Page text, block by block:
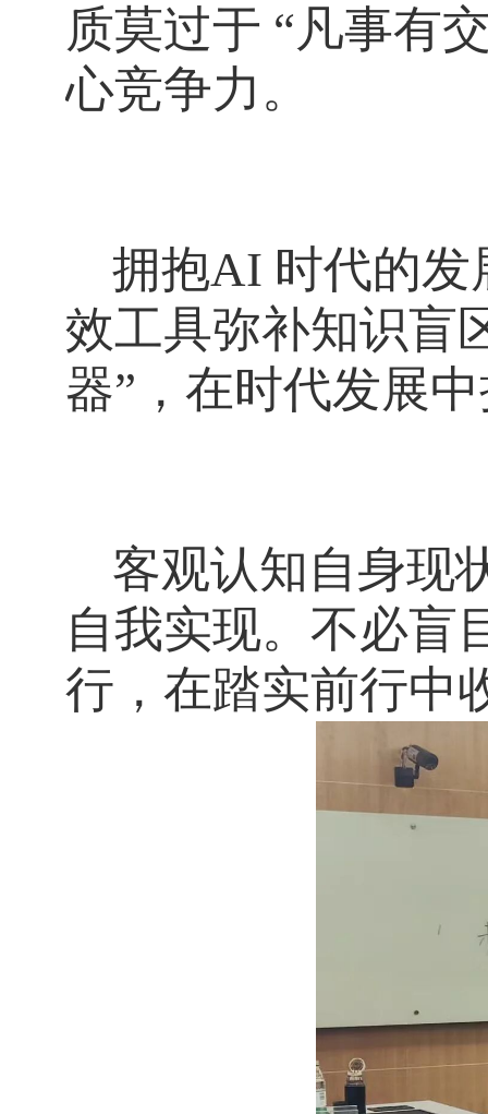
质莫过于 “凡事有
心竞争力。
拥抱AI 时代的发
效工具弥补知识盲
器”，在时代发展
客观认知自身现
自我实现。不必盲
行，在踏实前行中